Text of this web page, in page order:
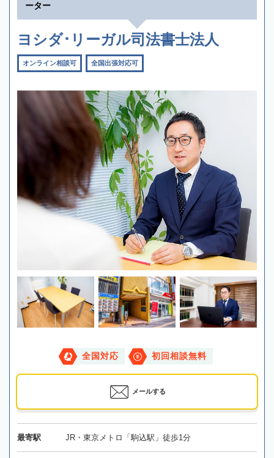
ーター
ヨシダ･リーガル司法書士法人
オンライン相談可 全国出張対応可
全国対応 初回相談無料
メールする
最寄駅 JR・東京メトロ「駒込駅」徒歩1分